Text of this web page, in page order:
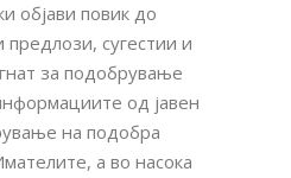
објави повик до
предлози, сугестии и
за подобрување
од јавен
на подобра
а во насока